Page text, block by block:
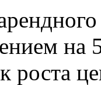
на
роста